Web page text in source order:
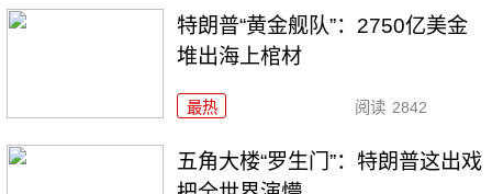
特朗普“黄金舰队”：2750亿美金
堆出海上棺材
最热 阅读 2842
五角大楼“罗生门”：特朗普这出戏